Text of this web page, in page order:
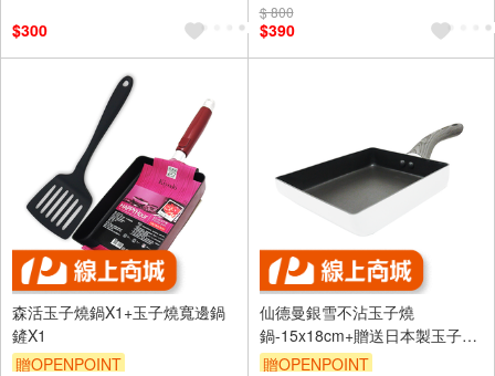
$300
$ 800
$390
森活玉子燒鍋X1+玉子燒寬邊鍋
鏟X1
贈OPENPOINT
仙德曼銀雪不沾玉子燒
鍋-15x18cm+贈送日本製玉子燒
鍋鏟-1組
贈OPENPOINT